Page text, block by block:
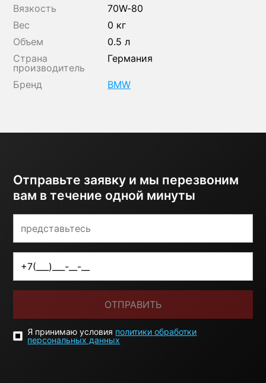
Вязкость
70W-80
Вес
0 кг
Объем
0.5 л
Страна
производитель
Германия
Бренд BMW
Отправьте заявку и мы перезвоним
вам в течение одной минуты
ОТПРАВИТЬ
Я принимаю условия политики обработки
персональных данных